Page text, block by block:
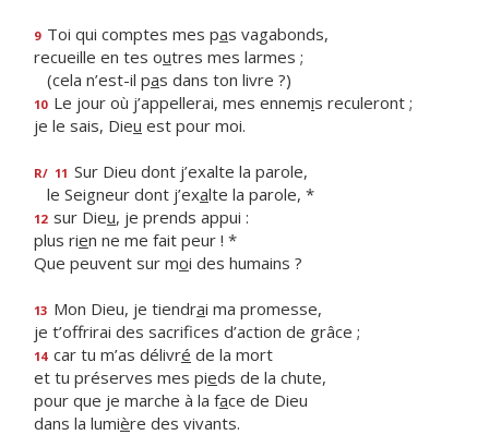
9 Toi qui comptes mes pas vagabonds,
recueille en tes outres mes larmes ;
(cela n’est-il pas dans ton livre ?)
10 Le jour où j’appellerai, mes ennemis reculeront ;
je le sais, Dieu est pour moi.
R/ 11 Sur Dieu dont j’exalte la parole,
le Seigneur dont j’exalte la parole, *
12 sur Dieu, je prends appui :
plus rien ne me fait peur ! *
Que peuvent sur moi des humains ?
13 Mon Dieu, je tiendrai ma promesse,
je t’offrirai des sacrifces d’action de grâce ;
14 car tu m’as délivré de la mort
et tu préserves mes pieds de la chute,
pour que je marche à la face de Dieu
dans la lumière des vivants.